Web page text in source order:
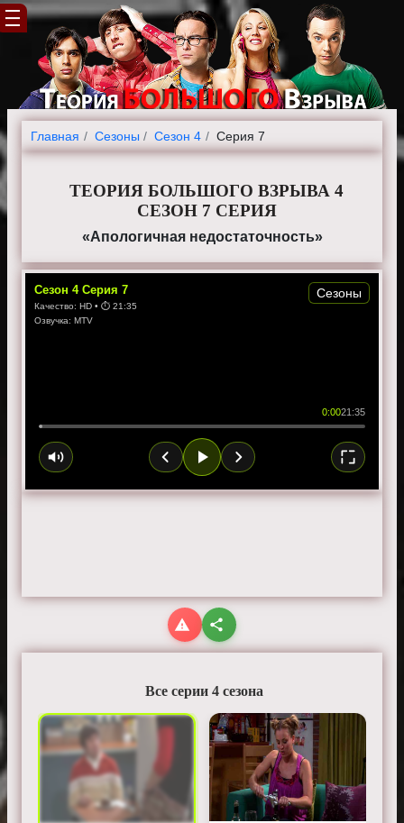
Главная Cезоны Сезон 4 Серия 7
ТЕОРИЯ БОЛЬШОГО ВЗРЫВА 4
СЕЗОН 7 СЕРИЯ
«Апологичная недостаточность»
Сезон 4 Серия 7
Качество: HD • ⏱ 21:35
Озвучка: MTV
0:0021:35
Сезоны
Все серии 4 сезона